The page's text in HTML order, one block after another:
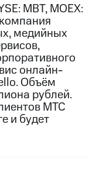
MBT, MOEX:
медийных
онлайн-
Объём
рублей.
МТС
и будет